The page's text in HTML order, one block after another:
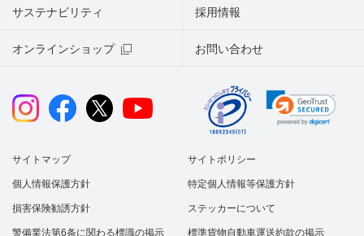
サステナビリティ
オンラインショップ お問い合わせ
採用情報
サイトマップ サイトポリシー
個人情報保護方針 特定個人情報等保護方針
損害保険勧誘方針 ステッカーについて
警備業法第6条に関わる標識の掲示 標準貨物自動車運送約款の掲示